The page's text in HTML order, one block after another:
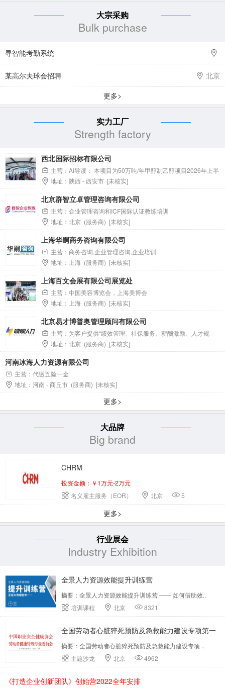
大宗采购
Bulk purchase
寻智能考勤系统
某高尔夫球会招聘
北京
更多>
实力工厂
Strength factory
西北国际招标有限公司
主营：AI导读： 本项目为50万吨/年甲醇制乙醇项目2026年上半
年办公用品采购，采购范围涵盖所需办公用品，具体以谈判采购文
内，交货地点位于陕西省榆林市横山区榆横煤化工业区。供应商需
具备独立法人资格、一般纳税人资格、相关供货业绩及良好信用记
录，且不得被列入失信名单。谈判响应文件递交截止时间为2026年
3月26日09时00分，采用电子化方式提交。采购活动全程线上进
行，供应商需提前完成平台注册及CA证书办理。
地址：陕西 - 西安市 [未核实]
北京群智立卓管理咨询有限公司
主营：企业管理咨询和ICF国际认证教练培训
地址：北京 (服务商) [未核实]
上海华嗣商务咨询有限公司
主营：商务咨询,企业管理咨询,企业培训
地址：上海 (服务商) [未核实]
上海百文会展有限公司展览处
主营：中国美容博览会，上海美博会
地址：上海 (服务商) [未核实]
北京易才博普奥管理顾问有限公司
主营：为客户提供“绩效管理、社保服务、薪酬激励、人才规
划、培训发展、员工福利”等人力管理云平台服务。
地址：北京 (服务商) [未核实]
河南冰海人力资源有限公司
主营：代缴五险一金
地址：河南 - 商丘市 (服务商) [未核实]
更多>
大品牌
Big brand
CHRM
投资金额：￥1万元-2万元
名义雇主服务（EOR）
北京 5
更多>
行业展会
Industry Exhibition
全景人力资源效能提升训练营
摘要：全景人力资源效能提升训练营 —— 如何借助效..
培训课程
北京 8321
全国劳动者心脏猝死预防及急救能力建设专项第一
期培训班
摘要：全国劳动者心脏猝死预防及急救能力建设专项 ..
主题沙龙
北京 4962
《打造企业创新团队》创始营2022全年安排